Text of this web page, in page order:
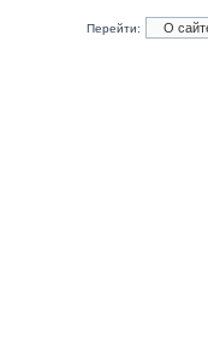
Перейти: